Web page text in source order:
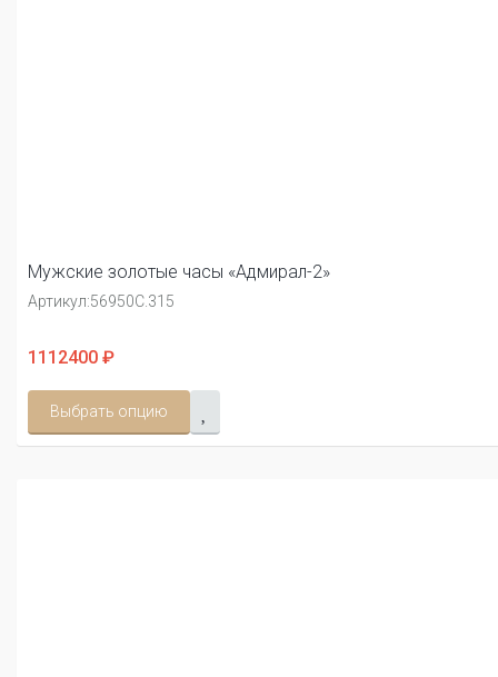
Мужские золотые часы «Адмирал-2»
Артикул:56950С.315
1112400 ₽
Выбрать опцию